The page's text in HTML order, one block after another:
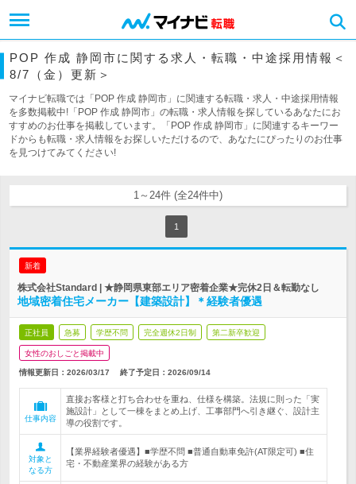
POP 作成 静岡市に関する求人・転職・中途採用情報＜
8/7（金）更新＞
マイナビ転職では「POP 作成 静岡市」に関連する転職・求人・中途採用情報
を多数掲載中!「POP 作成 静岡市」の転職・求人情報を探しているあなたにお
すすめのお仕事を掲載しています。「POP 作成 静岡市」に関連するキーワー
ドからも転職・求人情報をお探しいただけるので、あなたにぴったりのお仕事
を見つけてみてください!
1～24件 (全24件中)
1
新着
株式会社Standard | ★静岡県東部エリア密着企業★完休2日＆転勤なし
地域密着住宅メーカー【建築設計】＊経験者優遇
正社員 急募 学歴不問 完全週休2日制 第二新卒歓迎
女性のおしごと掲載中
情報更新日：2026/03/17 終了予定日： 2026/09/14
仕事内容
直接お客様と打ち合わせを重ね、仕様を構築。法規に則った「実
施設計」として一棟をまとめ上げ、工事部門へ引き継ぐ、設計主
導の役割です。
対象と
なる方
【業界経験者優遇】■学歴不問 ■普通自動車免許(AT限定可) ■住
宅・不動産業界の経験がある方